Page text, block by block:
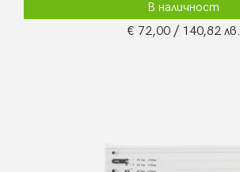
В наличност
€ 72,00 / 140,82 лв.